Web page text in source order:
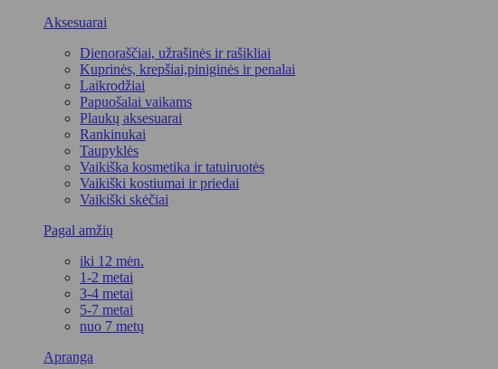
Aksesuarai
Dienoraščiai, užrašinės ir rašikliai
Kuprinės, krepšiai,piniginės ir penalai
Laikrodžiai
Papuošalai vaikams
Plaukų aksesuarai
Rankinukai
Taupyklės
Vaikiška kosmetika ir tatuiruotės
Vaikiški kostiumai ir priedai
Vaikiški skėčiai
Pagal amžių
iki 12 mėn.
1-2 metai
3-4 metai
5-7 metai
nuo 7 metų
Apranga